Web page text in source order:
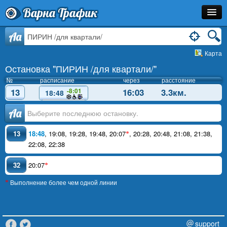
Варна Трафик
Остановка
Расписание
Как Добраться?
Инфо
Aa
Карта
Остановка "ПИРИН /для квартали/"
№ расписание через расстояние
13 18:48 -8:01 16:03 3.3км.
Аа
13 18:48, 19:08, 19:28, 19:48, 20:07*, 20:28, 20:48, 21:08, 21:38,
22:08, 22:38
32 20:07*
* Выполнение более чем одной линии
support